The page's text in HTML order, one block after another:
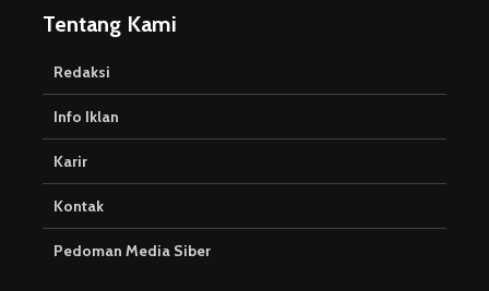
Tentang Kami
Redaksi
Info Iklan
Karir
Kontak
Pedoman Media Siber